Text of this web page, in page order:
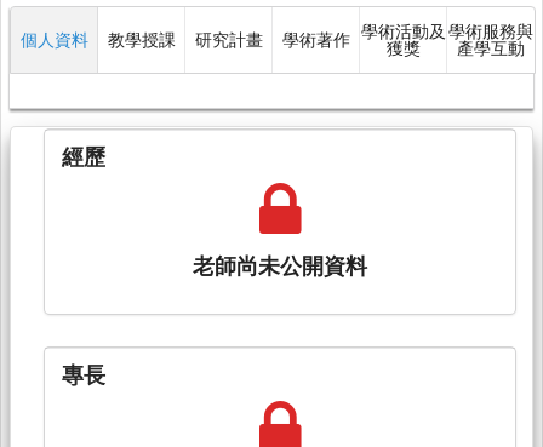
個人資料 教學授課 研究計畫 學術著作 學術活動及
獲獎
學術服務與
產學互動
經歷
老師尚未公開資料
專長